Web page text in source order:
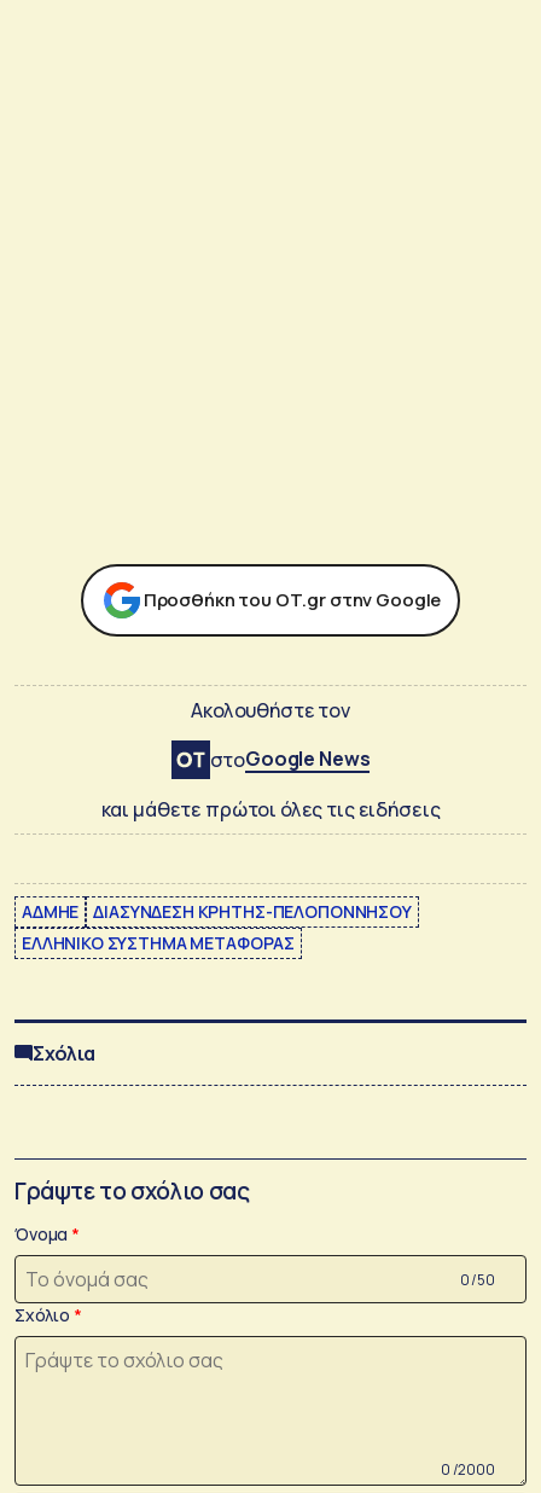
Προσθήκη του ΟΤ.gr στην Google
Ακολουθήστε τον
στοGoogle News
και μάθετε πρώτοι όλες τις ειδήσεις
ΑΔΜΗΕ
ΔΙΑΣΥΝΔΕΣΗ ΚΡΗΤΗΣ-ΠΕΛΟΠΟΝΝΗΣΟΥ
ΕΛΛΗΝΙΚΟ ΣΥΣΤΗΜΑ ΜΕΤΑΦΟΡΑΣ
Σχόλια
Γράψτε το σχόλιο σας
Όνομα
0 /50
Σχόλιο
0 /2000